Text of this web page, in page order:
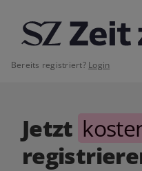
Bereits registriert? Login
Jetzt